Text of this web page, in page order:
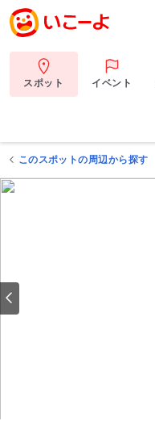
スポット イベント
このスポットの周辺から探す